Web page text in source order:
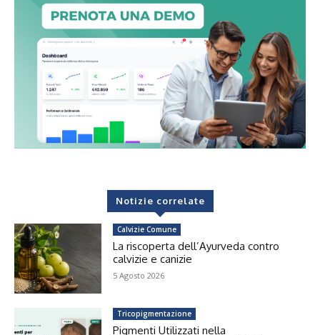
Notizie correlate
Calvizie Comune
La riscoperta dell’Ayurveda contro
calvizie e canizie
5 Agosto 2026
Tricopigmentazione
Pigmenti Utilizzati nella